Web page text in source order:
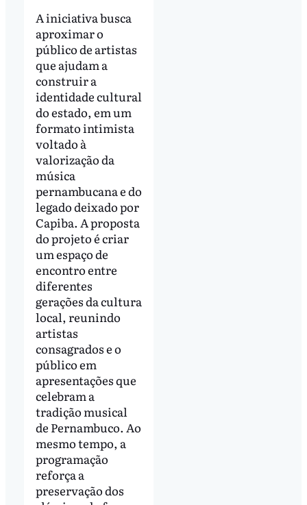
A iniciativa busca
aproximar o
público de artistas
que ajudam a
construir a
identidade cultural
do estado, em um
formato intimista
voltado à
valorização da
música
pernambucana e do
legado deixado por
Capiba. A proposta
do projeto é criar
um espaço de
encontro entre
diferentes
gerações da cultura
local, reunindo
artistas
consagrados e o
público em
apresentações que
celebram a
tradição musical
de Pernambuco. Ao
mesmo tempo, a
programação
reforça a
preservação dos